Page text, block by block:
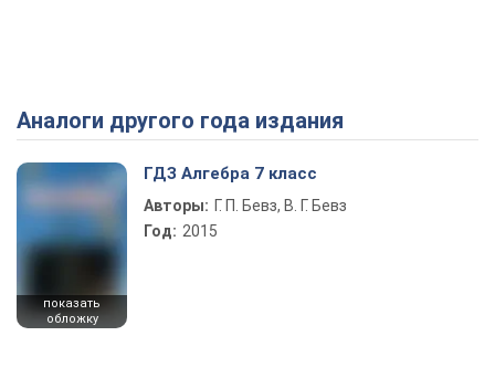
Play Video
Аналоги другого года издания
показать
обложку
ГДЗ Алгебра 7 класс
Авторы: Г. П. Бевз, В. Г. Бевз
Год: 2015